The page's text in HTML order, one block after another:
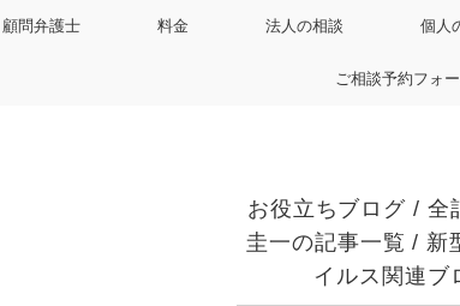
顧問弁護士 料金 法人の相談 個人
ご相談予約フォ
お役立ちブログ / 全
圭一の記事一覧 / 新
イルス関連ブ